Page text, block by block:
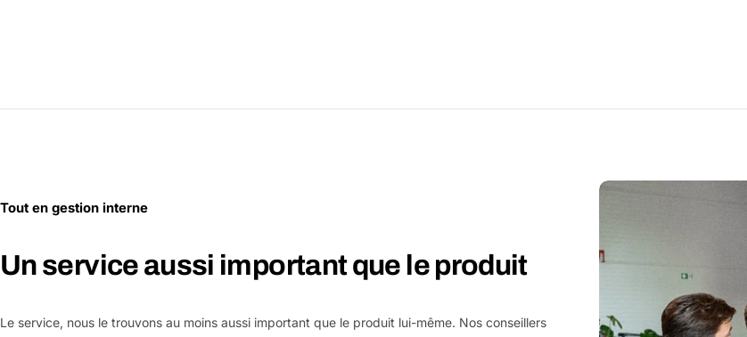
Tout en gestion interne
Un service aussi important que le produit
Le service, nous le trouvons au moins aussi important que le produit lui-même. Nos conseillers